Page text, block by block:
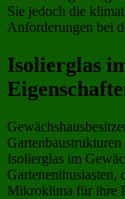
Sie jedoch die
Anforderungen bei
Isolierglas
Isolierglas im
Gartenenthusiasten,
Mikroklima für ihre